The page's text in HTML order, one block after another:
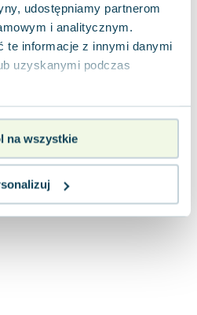
udostępniamy partnerom
i analitycznym.
te informacje z innymi danymi
uzyskanymi podczas
na wszystkie